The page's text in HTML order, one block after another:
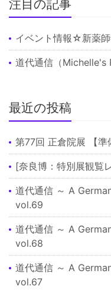
注目の記事
イベント情報☆新薬
道代通信（Michelle's
最近の投稿
第77回 正倉院展 【準
[奈良博：特別展観覧
道代通信 ～ A
vol.69
道代通信 ～ A
vol.68
道代通信 ～ A
vol.67